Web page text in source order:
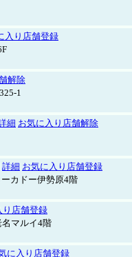
入り店舗登録
解除
1
細 お気に入り店舗解除
詳細 お気に入り店舗登録
カドー伊勢原4階
り店舗登録
マルイ4階
に入り店舗登録